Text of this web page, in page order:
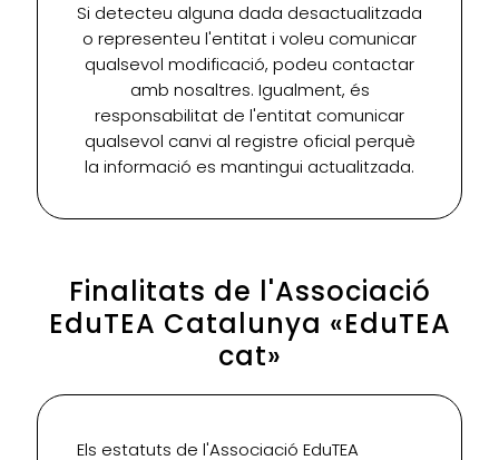
Si detecteu alguna dada desactualitzada
o representeu l'entitat i voleu comunicar
qualsevol modificació, podeu contactar
amb nosaltres. Igualment, és
responsabilitat de l'entitat comunicar
qualsevol canvi al registre oficial perquè
la informació es mantingui actualitzada.
Finalitats de l'Associació
EduTEA Catalunya «EduTEA
cat»
Els estatuts de l'Associació EduTEA